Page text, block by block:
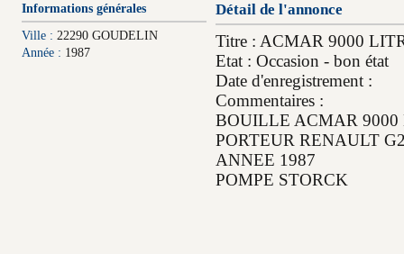
Informations générales
Ville : 22290 GOUDELIN
Année : 1987
Détail de l'annonce
Titre : ACMAR 9000
Etat : Occasion - bon état
Date d'enregistrement :
Commentaires :
BOUILLE ACMAR 9000
PORTEUR RENAULT
ANNEE 1987
POMPE STORCK